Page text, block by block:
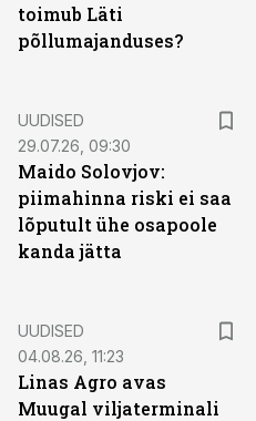
toimub Läti
põllumajanduses?
UUDISED
29.07.26, 09:30
Maido Solovjov:
piimahinna riski ei saa
lõputult ühe osapoole
kanda jätta
UUDISED
04.08.26, 11:23
Linas Agro avas
Muugal viljaterminali